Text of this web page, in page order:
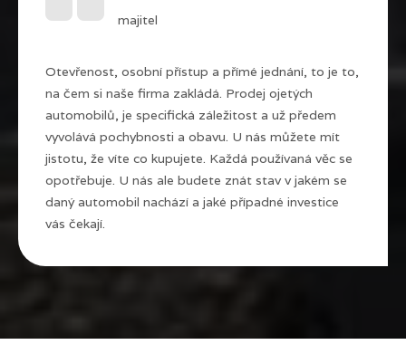
majitel
Otevřenost, osobní přístup a přímé jednání, to je to,
na čem si naše firma zakládá. Prodej ojetých
automobilů, je specifická záležitost a už předem
vyvolává pochybnosti a obavu. U nás můžete mít
jistotu, že víte co kupujete. Každá používaná věc se
opotřebuje. U nás ale budete znát stav v jakém se
daný automobil nachází a jaké případné investice
vás čekají.